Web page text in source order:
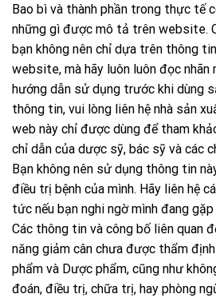
Bao bì và thành phần trong thực tế
những gì được mô tả trên website.
bạn không nên chỉ dựa trên thông
website, mà hãy luôn luôn đọc nhãn
hướng dẫn sử dụng trước khi dùng
thông tin, vui lòng liên hệ nhà sản
web này chỉ được dùng để tham
chỉ dẫn của dược sỹ, bác sỹ và các
Bạn không nên sử dụng thông tin
điều trị bệnh của mình. Hãy liên hệ
tức nếu bạn nghi ngờ mình đang
Các thông tin và công bố liên quan
năng giảm cân chưa được thẩm
phẩm và Dược phẩm, cũng như
đoán, điều trị, chữa trị, hay phòng